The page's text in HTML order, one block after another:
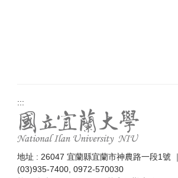
:::
地址 : 26047 宜蘭縣宜蘭市神農路一段1號
(03)935-7400, 0972-570030